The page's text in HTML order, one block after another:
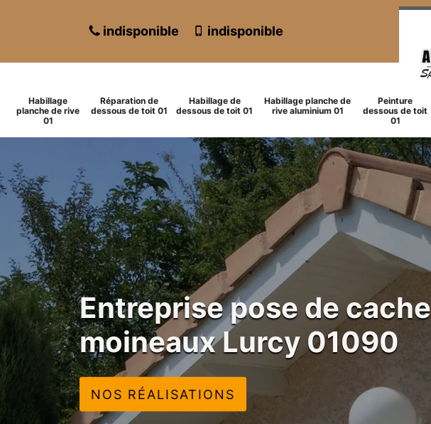
indisponible indisponible
Habillage
planche de rive
01
Réparation de
dessous de toit 01
Habillage de
dessous de toit 01
Habillage planche de
rive aluminium 01
Peinture
dessous de toit
01
Entreprise pose de cache
moineaux Lurcy 01090
NOS RÉALISATIONS